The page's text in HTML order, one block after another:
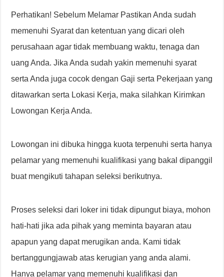
Perhatikan! Sebelum Melamar Pastikan Anda sudah
memenuhi Syarat dan ketentuan yang dicari oleh
perusahaan agar tidak membuang waktu, tenaga dan
uang Anda. Jika Anda sudah yakin memenuhi syarat
serta Anda juga cocok dengan Gaji serta Pekerjaan yang
ditawarkan serta Lokasi Kerja, maka silahkan Kirimkan
Lowongan Kerja Anda.
Lowongan ini dibuka hingga kuota terpenuhi serta hanya
pelamar yang memenuhi kualifikasi yang bakal dipanggil
buat mengikuti tahapan seleksi berikutnya.
Proses seleksi dari loker ini tidak dipungut biaya, mohon
hati-hati jika ada pihak yang meminta bayaran atau
apapun yang dapat merugikan anda. Kami tidak
bertanggungjawab atas kerugian yang anda alami.
Hanya pelamar yang memenuhi kualifikasi dan